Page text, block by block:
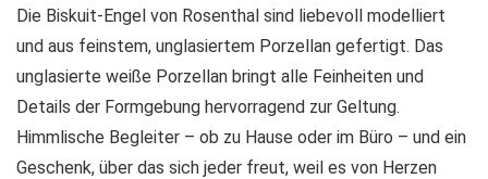
Die Biskuit-Engel von Rosenthal sind liebevoll modelliert
und aus feinstem, unglasiertem Porzellan gefertigt. Das
unglasierte weiße Porzellan bringt alle Feinheiten und
Details der Formgebung hervorragend zur Geltung.
Himmlische Begleiter – ob zu Hause oder im Büro – und ein
Geschenk, über das sich jeder freut, weil es von Herzen